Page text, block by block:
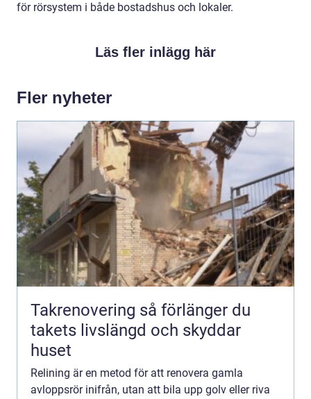
för rörsystem i både bostadshus och lokaler.
Läs fler inlägg här
Fler nyheter
Takrenovering så förlänger du
takets livslängd och skyddar
huset
Relining är en metod för att renovera gamla
avloppsrör inifrån, utan att bila upp golv eller riva